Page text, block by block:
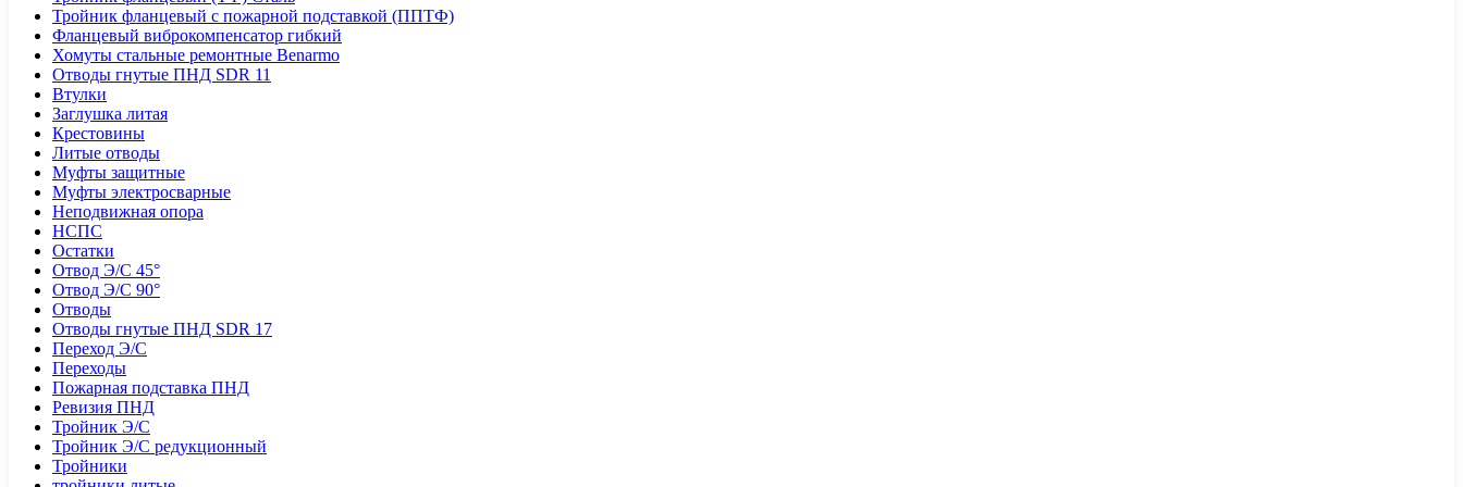
Тройник фланцевый с пожарной подставкой (ППТФ)
Фланцевый виброкомпенсатор гибкий
Хомуты стальные ремонтные Benarmo
Отводы гнутые ПНД SDR 11
Втулки
Заглушка литая
Крестовины
Литые отводы
Муфты защитные
Муфты электросварные
Неподвижная опора
НСПС
Остатки
Отвод Э/С 45°
Отвод Э/С 90°
Отводы
Отводы гнутые ПНД SDR 17
Переход Э/С
Переходы
Пожарная подставка ПНД
Ревизия ПНД
Тройник Э/С
Тройник Э/С редукционный
Тройники